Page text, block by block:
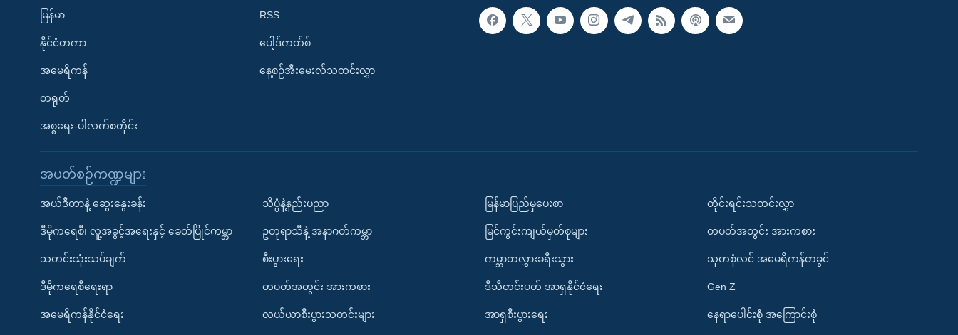
မြန်မာ
နိုင်ငံတကာ
အမေရိကန်
တရုတ်
အစ္စရေး-ပါလက်စတိုင်း
RSS
ပေါ့ဒ်ကတ်စ်
နေ့စဉ်အီးမေးလ်သတင်းလွှာ
အပတ်စဉ်ကဏ္ဍများ
အယ်ဒီတာနဲ့ ဆွေးနွေးခန်း
ဒီမိုကရေစီ၊ လူ့အခွင့်အရေးနှင့် ခေတ်ပြိုင်ကမ္ဘာ
သတင်းသုံးသပ်ချက်
ဒီမိုကရေစီရေးရာ
အမေရိကန်နိုင်ငံရေး
သိပ္ပံနဲ့နည်းပညာ
ဥတုရာသီနဲ့ အနာဂတ်ကမ္ဘာ
စီးပွားရေး
တပတ်အတွင်း အားကစား
လယ်ယာစီးပွားသတင်းများ
မြန်မာပြည်မှပေးစာ
မြင်ကွင်းကျယ်မှတ်စုများ
ကမ္ဘာတလွှားခရီးသွား
ဒီသီတင်းပတ် အာရှနိုင်ငံရေး
အာရှစီးပွားရေး
တိုင်းရင်းသတင်းလွှာ
တပတ်အတွင်း အားကစား
သုတစုံလင် အမေရိကန်တခွင်
Gen Z
နေရာပေါင်းစုံ အကြောင်းစုံ